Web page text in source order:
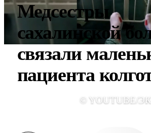
Медсестры
сахалинской
связали
пациента
© YOUTUBE/